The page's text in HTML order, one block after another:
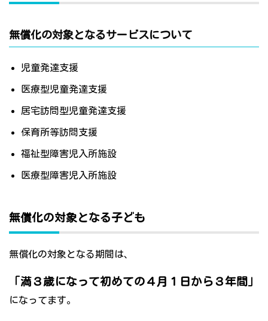
無償化の対象となるサービスについて
児童発達支援
医療型児童発達支援
居宅訪問型児童発達支援
保育所等訪問支援
福祉型障害児入所施設
医療型障害児入所施設
無償化の対象となる子ども
無償化の対象となる期間は、
「満３歳になって初めての４月１日から３年間」
になってます。